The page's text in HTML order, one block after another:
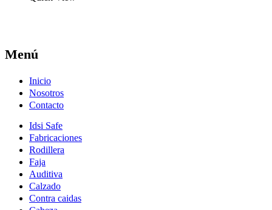
Menú
Inicio
Nosotros
Contacto
Idsi Safe
Fabricaciones
Rodillera
Faja
Auditiva
Calzado
Contra caidas